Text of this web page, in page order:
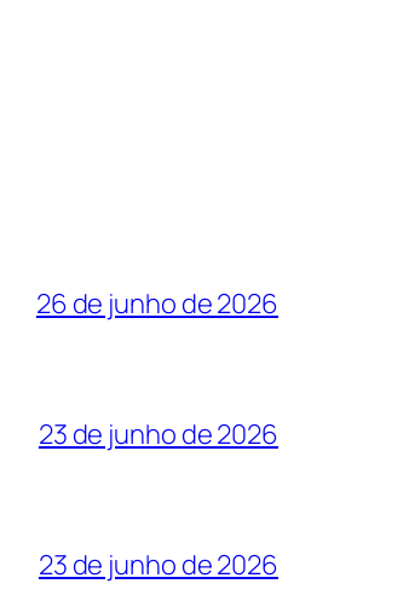
26 de junho de 2026
23 de junho de 2026
23 de junho de 2026